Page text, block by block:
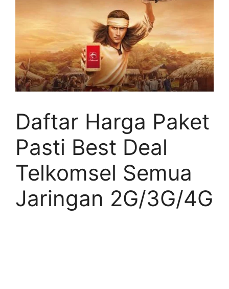
Daftar Harga Paket
Pasti Best Deal
Telkomsel Semua
Jaringan 2G/3G/4G